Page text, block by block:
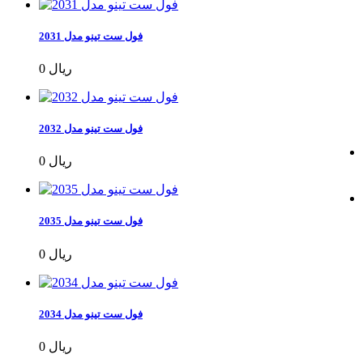
فول ست تینو مدل 2031
0 ریال
فول ست تینو مدل 2032
0 ریال
فول ست تینو مدل 2035
0 ریال
فول ست تینو مدل 2034
0 ریال